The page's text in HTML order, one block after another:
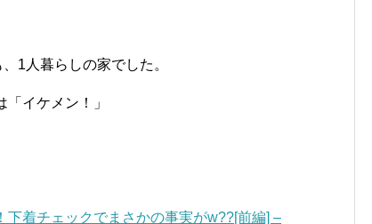
1人暮らしの家でした。
イケメン！」
下着チェックでまさかの事実がw??[前編] –